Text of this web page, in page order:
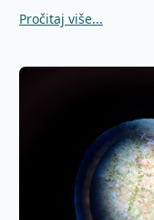
Pročitaj više...